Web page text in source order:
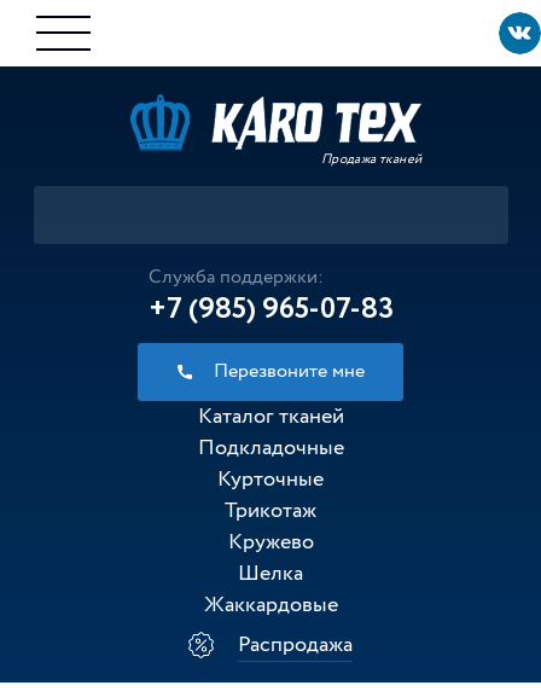
Продажа тканей
Служба поддержки:
+7 (985) 965-07-83
Перезвоните мне
Каталог тканей
Подкладочные
Курточные
Трикотаж
Кружево
Шелка
Жаккардовые
Распродажа